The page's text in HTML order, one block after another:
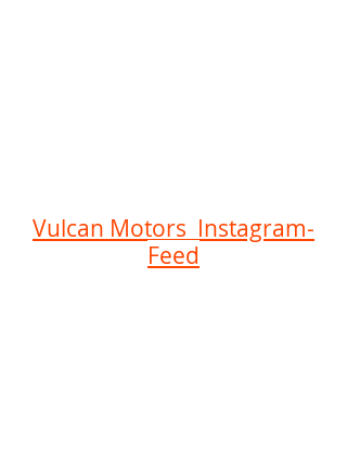
Vulcan Motors Instagram-
Feed